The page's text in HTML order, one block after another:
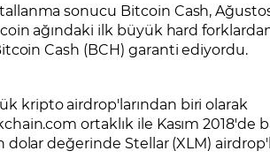
sonucu Bitcoin Cash,
ağındaki ilk büyük hard
Cash (BCH) garanti ediyordu.
kripto airdrop'larından biri olarak
ortaklık ile Kasım 2018'de
dolar değerinde Stellar (XLM)